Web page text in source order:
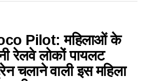
Pilot: महिलाओं के
रेलवे लोकों पायलट
चलाने वाली इस महिला